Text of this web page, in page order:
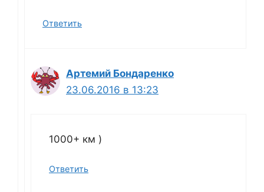
Ответить
Артемий Бондаренко
23.06.2016 в 13:23
1000+ км )
Ответить